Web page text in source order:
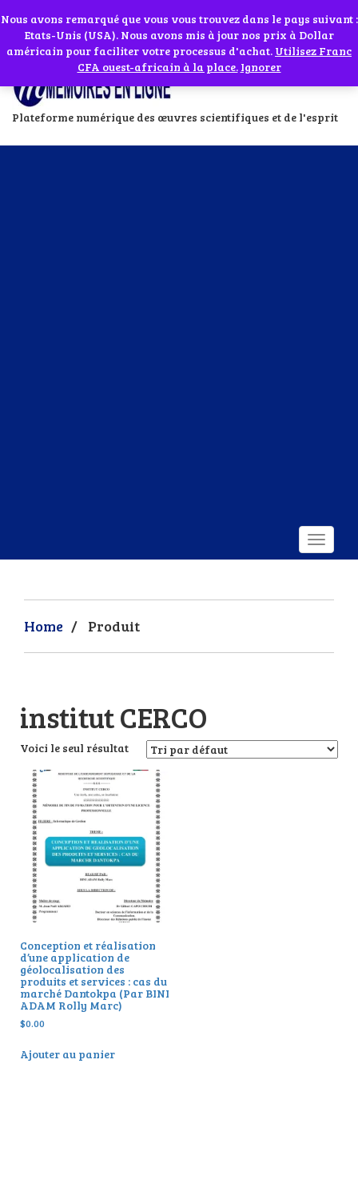
Abonnes toi à notre chaîne WhatsApp en cliquant sur l'icône en face
Plateforme numérique des œuvres scientifiques et de l'esprit
Home / Produit
institut CERCO
Voici le seul résultat
Conception et réalisation
d’une application de
géolocalisation des
produits et services : cas du
marché Dantokpa (Par BINI
ADAM Rolly Marc)
$0.00
Ajouter au panier
Si vous avez besoin d'assistance Contactez-nous par WhatsApp au
+229 01 95 33 60 26Ignorer
Nous avons remarqué que vous vous trouvez dans le pays suivant :
Etats-Unis (USA). Nous avons mis à jour nos prix à Dollar
américain pour faciliter votre processus d'achat. Utilisez Franc
CFA ouest-africain à la place. Ignorer